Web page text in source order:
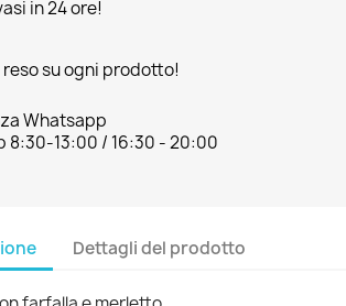
in 24 ore!
su ogni prodotto!
Whatsapp
8:30-13:00 / 16:30 - 20:00
Dettagli del prodotto